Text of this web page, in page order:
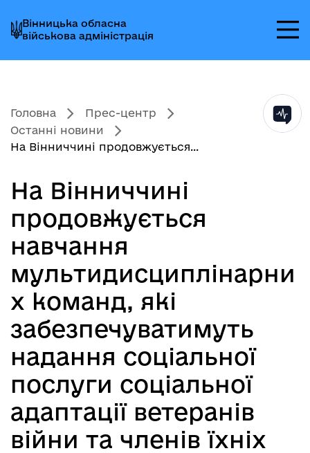
до
головного
меню
до
головного
вмісту
до
головного
колонтитула
Вінницька обласна
військова адміністрація
Головна
Прес-центр
Останні новини
На Вінниччині продовжується...
На Вінниччині
продовжується
навчання
мультидисциплінарни
х команд, які
забезпечуватимуть
надання соціальної
послуги соціальної
адаптації ветеранів
війни та членів їхніх